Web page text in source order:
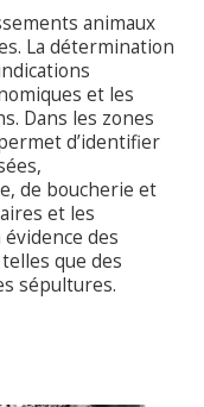
animaux
La détermination
et les
Dans les zones
d’identifier
de boucherie et
et les
des
que des
sépultures.